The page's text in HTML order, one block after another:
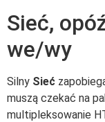
Sieć,
we/wy
Silny Sieć
muszą czekać na
multipleksowanie